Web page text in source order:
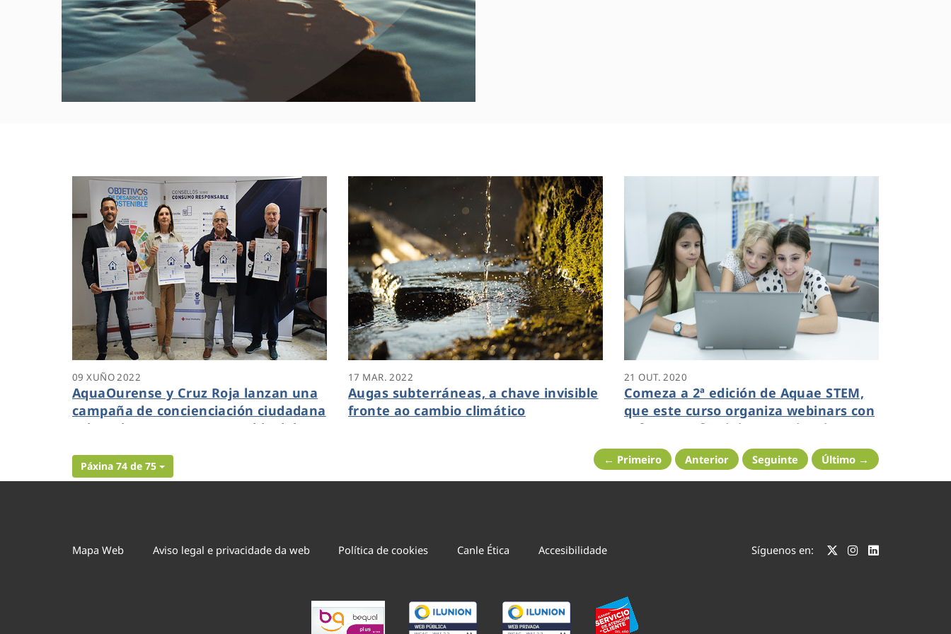
09 XUÑO 2022
AquaOurense y Cruz Roja lanzan una
campaña de concienciación ciudadana
sobre el consumo responsable del
17 MAR. 2022
Augas subterráneas, a chave invisible
fronte ao cambio climático
21 OUT. 2020
Comeza a 2ª edición de Aquae STEM,
que este curso organiza webinars con
referentes femininos en ciencia
Páxina 74 de 75 ← Primeiro Anterior Seguinte Último →
Mapa Web Aviso legal e privacidade da web Política de cookies Canle Ética Accesibilidade Síguenos en: